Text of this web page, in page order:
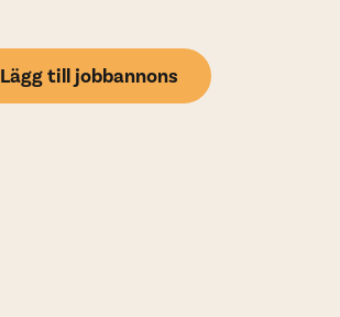
Lägg till jobbannons